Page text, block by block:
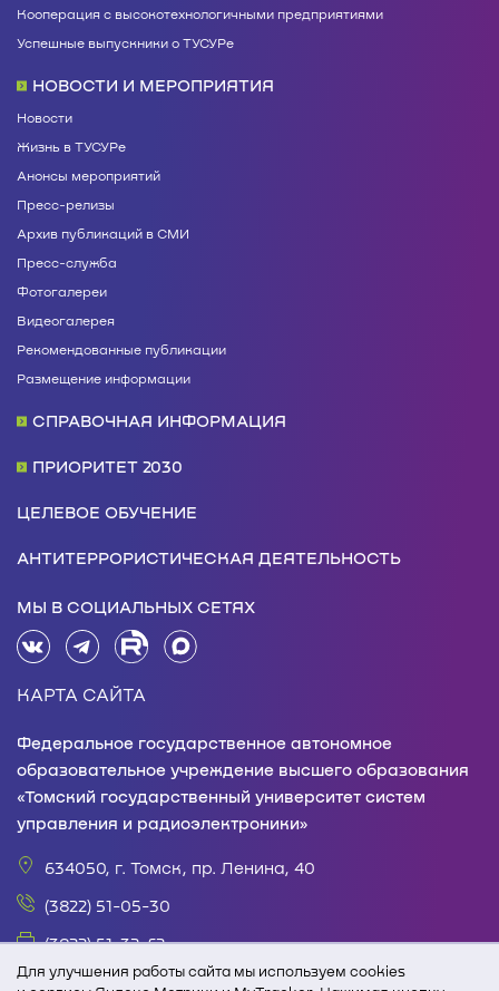
Для улучшения работы сайта мы используем cookies
Кооперация с высокотехнологичными предприятиями
Успешные выпускники о ТУСУРе
НОВОСТИ И МЕРОПРИЯТИЯ
Новости
Жизнь в ТУСУРе
Анонсы мероприятий
Пресс-релизы
Архив публикаций в СМИ
Пресс-служба
Фотогалереи
Видеогалерея
Рекомендованные публикации
Размещение информации
СПРАВОЧНАЯ ИНФОРМАЦИЯ
ПРИОРИТЕТ 2030
ЦЕЛЕВОЕ ОБУЧЕНИЕ
АНТИТЕРРОРИСТИЧЕСКАЯ ДЕЯТЕЛЬНОСТЬ
МЫ В СОЦИАЛЬНЫХ СЕТЯХ
КАРТА САЙТА
Федеральное государственное автономное
образовательное учреждение высшего образования
«Томский государственный университет систем
управления и радиоэлектроники»
634050, г. Томск, пр. Ленина, 40
(3822) 51-05-30
(3822) 51-32-62
office@tusur.ru